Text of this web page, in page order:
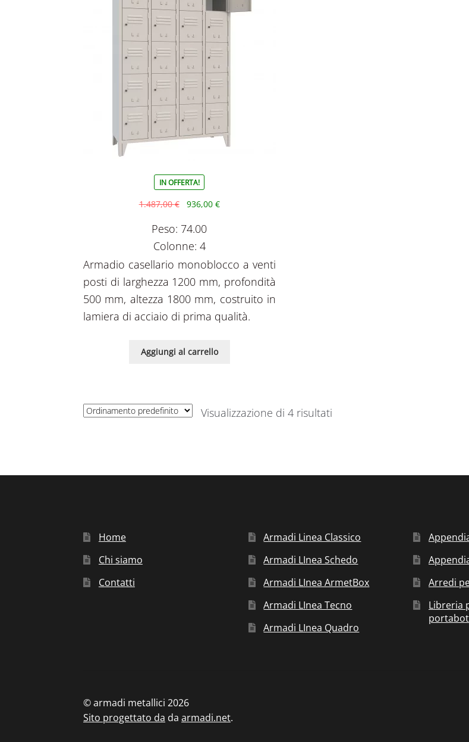
IN OFFERTA!
1.487,00€ 936,00€
Peso: 74.00
Colonne: 4
Armadio casellario monoblocco a venti
posti di larghezza 1200 mm, profondità
500 mm, altezza 1800 mm, costruito in
lamiera di acciaio di prima qualità.
Aggiungi al carrello
Visualizzazione di 4 risultati
Home
Chi siamo
Contatti
Armadi Linea Classico
Armadi LInea Schedo
Armadi LInea ArmetBox
Armadi LInea Tecno
Armadi LInea Quadro
Arredi
Libreria
© armadi metallici 2026
Sito progettato da daarmadi.net.